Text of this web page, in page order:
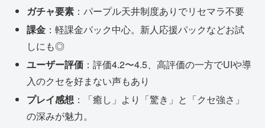
ガチャ要素 ：パープル天井制度ありでリセマラ不要
課金 ：軽課金パック中心。新人応援パックなどお試
しにも◎
ユーザー評価 ：評価4.2〜4.5、高評価の一方でUIや導
入のクセを好まない声もあり
プレイ感想 ：「癒し」より「驚き」と「クセ強さ」
の深みが魅力。